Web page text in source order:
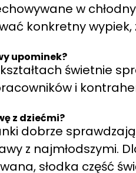
w
konkretny wypiek,
upominek?
świetnie
i
z dziećmi?
dobrze
z najmłodszymi.
słodka część